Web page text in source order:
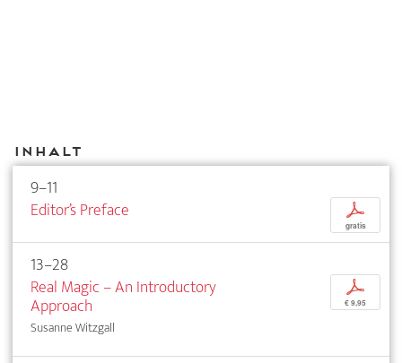
Inhalt
9–11
Editor’s Preface
p
gratis
13–28
Real Magic – An Introductory
Approach
Susanne Witzgall
p
€ 9,95